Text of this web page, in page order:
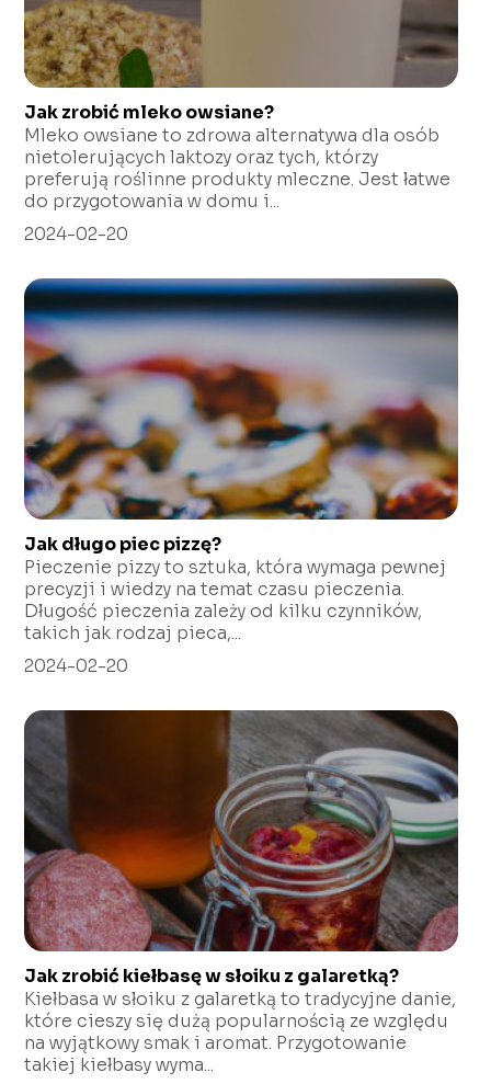
Jak zrobić mleko owsiane?
Mleko owsiane to zdrowa alternatywa dla osób
nietolerujących laktozy oraz tych, którzy
preferują roślinne produkty mleczne. Jest łatwe
do przygotowania w domu i...
2024-02-20
Jak długo piec pizzę?
Pieczenie pizzy to sztuka, która wymaga pewnej
precyzji i wiedzy na temat czasu pieczenia.
Długość pieczenia zależy od kilku czynników,
takich jak rodzaj pieca,...
2024-02-20
Jak zrobić kiełbasę w słoiku z galaretką?
Kiełbasa w słoiku z galaretką to tradycyjne danie,
które cieszy się dużą popularnością ze względu
na wyjątkowy smak i aromat. Przygotowanie
takiej kiełbasy wyma...